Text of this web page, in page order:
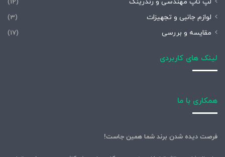
لوازم جانبی و تجهیزات
(3)
مقایسه و بررسی
(17)
لینک های کاربردی
همکاری با ما
فرصت دیده شدن برند شما همین جاست!